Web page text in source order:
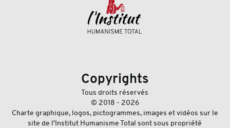
Copyrights
Tous droits réservés
© 2018 - 2026
Charte graphique, logos, pictogrammes, images et vidéos sur le
site de l'Institut Humanisme Total sont sous propriété